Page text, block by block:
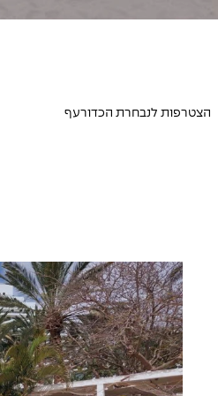
הצטרפות לנבחרת הכדורעף